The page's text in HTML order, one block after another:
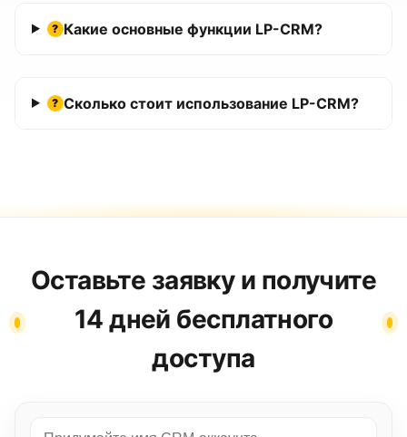
? Какие основные функции LP-CRM?
? Сколько стоит использование LP-CRM?
Оставьте заявку и получите
14 дней бесплатного
доступа